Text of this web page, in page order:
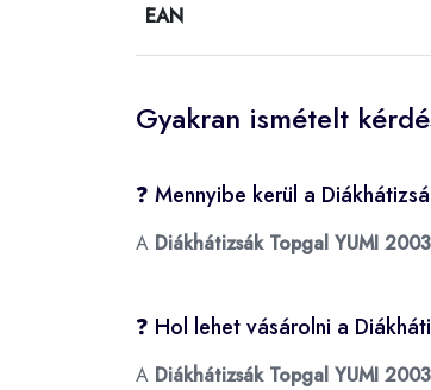
EAN
Gyakran ismételt
❓ Mennyibe kerül a
A Diákhátizsák Topgal YUMI
❓ Hol lehet vásárolni a
A Diákhátizsák Topgal YUMI